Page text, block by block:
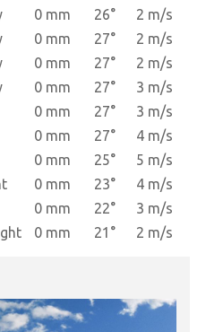
0 mm 26°
2 m/s
0 mm 27°
2 m/s
0 mm 27°
2 m/s
0 mm 27°
3 m/s
0 mm 27°
3 m/s
0 mm 27°
4 m/s
0 mm 25°
5 m/s
0 mm 23°
4 m/s
0 mm 22°
3 m/s
0 mm 21° 2 m/s